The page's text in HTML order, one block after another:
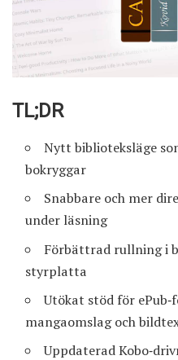
TL;DR
Nytt biblioteksläge
bokryggar
Snabbare och mer
under läsning
Förbättrad rullning i
styrplatta
Utökat stöd för
mangaomslag och
Uppdaterad